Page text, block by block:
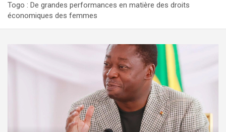
Togo : De grandes performances en matière des droits
économiques des femmes